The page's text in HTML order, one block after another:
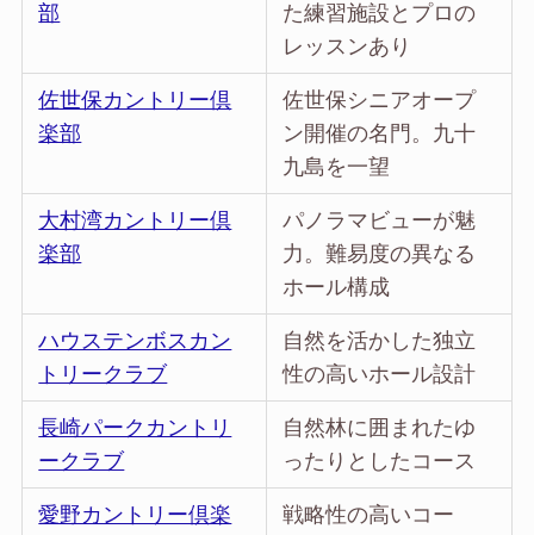
部
た練習施設とプロの
レッスンあり
佐世保カントリー倶
楽部
佐世保シニアオープ
ン開催の名門。九十
九島を一望
大村湾カントリー倶
楽部
パノラマビューが魅
力。難易度の異なる
ホール構成
ハウステンボスカン
トリークラブ
自然を活かした独立
性の高いホール設計
長崎パークカントリ
ークラブ
自然林に囲まれたゆ
ったりとしたコース
愛野カントリー倶楽 戦略性の高いコー